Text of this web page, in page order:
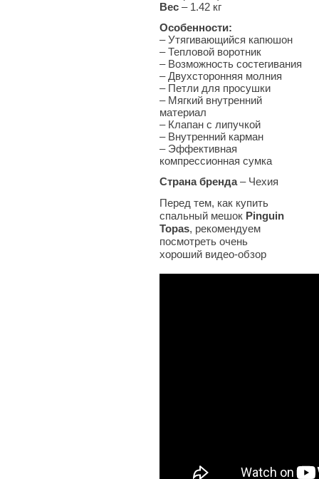
Вес – 1.42 кг
Особенности:
– Утягивающийся капюшон
– Тепловой воротник
– Возможность состегивания
– Двухсторонняя молния
– Петли для просушки
– Мягкий внутренний
материал
– Клапан с липучкой
– Внутренний карман
– Эффективная
компрессионная сумка
Страна бренда– Чехия
Перед тем, как купить
спальный мешок Pinguin
Topas, рекомендуем
посмотреть очень
хороший видео-обзор